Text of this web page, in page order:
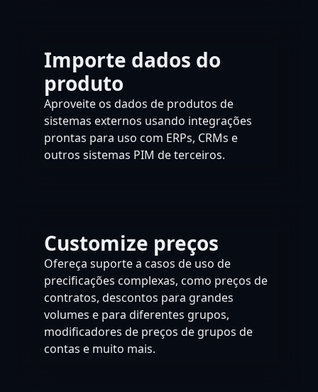
Importe dados do
produto
Aproveite os dados de produtos de
sistemas externos usando integrações
prontas para uso com ERPs, CRMs e
outros sistemas PIM de terceiros.
Customize preços
Ofereça suporte a casos de uso de
precificações complexas, como preços de
contratos, descontos para grandes
volumes e para diferentes grupos,
modificadores de preços de grupos de
contas e muito mais.